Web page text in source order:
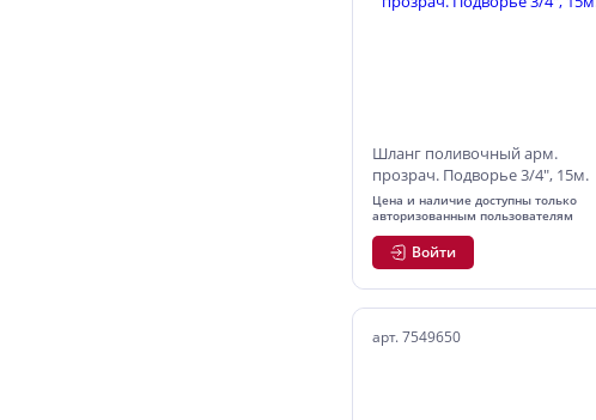
Шланг поливочный арм.
прозрач. Подворье 3/4", 15м.
Цена и наличие доступны только
авторизованным пользователям
Войти
арт. 7549650